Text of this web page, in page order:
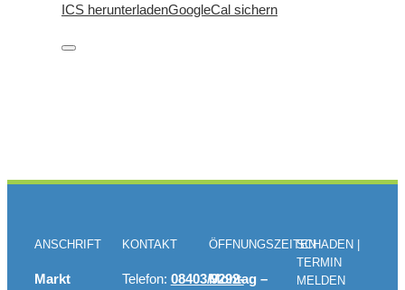
ICS herunterladenGoogleCal sichern
ANSCHRIFT
Markt
KONTAKT
Telefon: 08403/9292-
ÖFFNUNGSZEITEN
Montag –
SCHADEN |
TERMIN
MELDEN